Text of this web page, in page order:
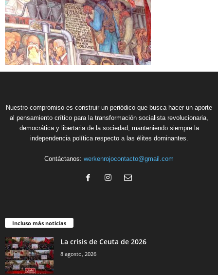
Nuestro compromiso es construir un periódico que busca hacer un aporte
al pensamiento crítico para la transformación socialista revolucionaria,
democrática y libertaria de la sociedad, manteniendo siempre la
independencia política respecto a las élites dominantes.
Contáctanos: werkenrojocontacto@gmail.com
Incluso más noticias
La crisis de Ceuta de 2026
8 agosto, 2026